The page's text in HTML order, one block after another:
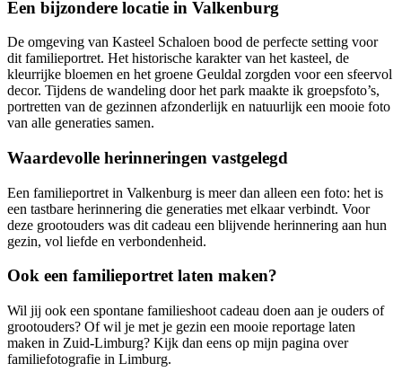
Een bijzondere locatie in Valkenburg
De omgeving van Kasteel Schaloen bood de perfecte setting voor
dit familieportret. Het historische karakter van het kasteel, de
kleurrijke bloemen en het groene Geuldal zorgden voor een sfeervol
decor. Tijdens de wandeling door het park maakte ik groepsfoto’s,
portretten van de gezinnen afzonderlijk en natuurlijk een mooie foto
van alle generaties samen.
Waardevolle herinneringen vastgelegd
Een familieportret in Valkenburg is meer dan alleen een foto: het is
een tastbare herinnering die generaties met elkaar verbindt. Voor
deze grootouders was dit cadeau een blijvende herinnering aan hun
gezin, vol liefde en verbondenheid.
Ook een familieportret laten maken?
Wil jij ook een spontane familieshoot cadeau doen aan je ouders of
grootouders? Of wil je met je gezin een mooie reportage laten
maken in Zuid-Limburg? Kijk dan eens op mijn pagina over
familiefotografie in Limburg.